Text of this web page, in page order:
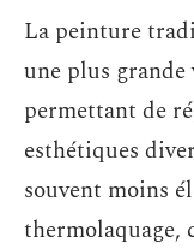
La peinture
une plus grande
permettant de
esthétiques
souvent moins
thermolaquage,